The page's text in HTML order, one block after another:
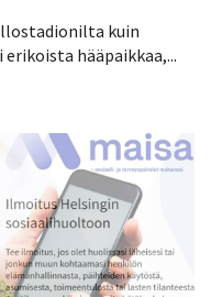
kuin
hääpaikkaa,...